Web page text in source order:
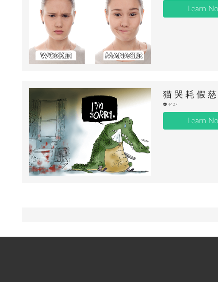
Learn
猫 哭 耗 假
4407
Learn